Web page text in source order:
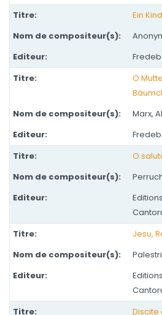
Ein
O
Marx,
O
Jesu,
Discite